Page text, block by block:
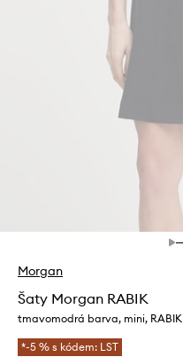
Morgan
Šaty Morgan RABIK
tmavomodrá barva, mini, RABIK
*-5 % s kódem: LST